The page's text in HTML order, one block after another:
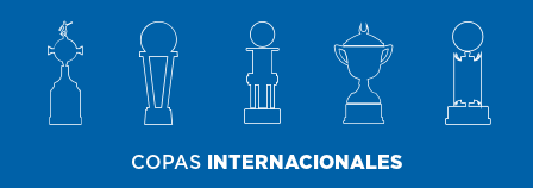
COPAS INTERNACIONALES